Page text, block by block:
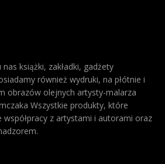
książki, zakładki, gadżety
również wydruki, na płótnie i
obrazów olejnych artysty-malarza
Wszystkie produkty, które
z artystami i autorami oraz